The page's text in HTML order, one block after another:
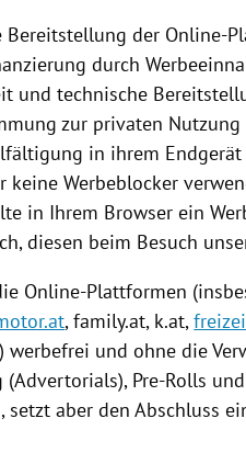
Bereitstellung der Online-
durch
und technische
zur privaten Nutzung
in ihrem
keine Werbeblocker
in Ihrem Browser ein
diesen beim Besuch
Online-Plattformen
, family.at, k.at,
werbefrei und ohne die
Pre-Rolls
setzt aber den Abschluss